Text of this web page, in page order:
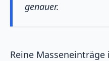
genauer.
Reine Masseneinträge